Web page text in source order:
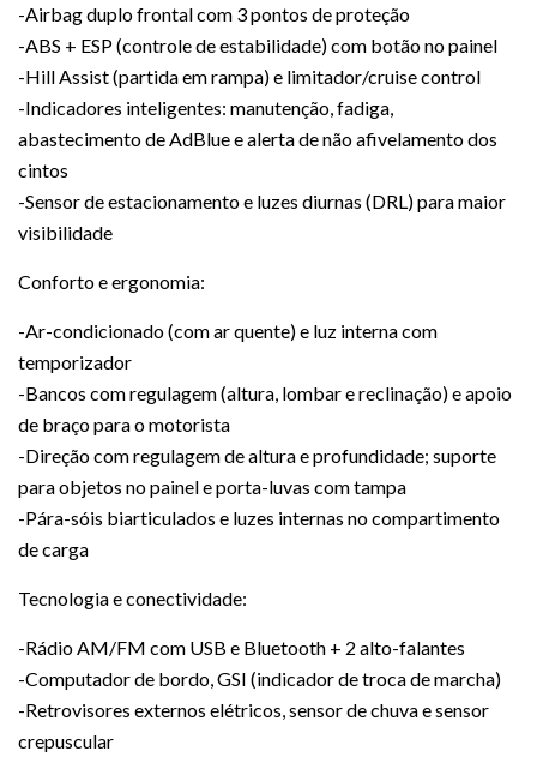
-Airbag duplo frontal com 3 pontos de proteção
-ABS + ESP (controle de estabilidade) com botão no painel
-Hill Assist (partida em rampa) e limitador/cruise control
-Indicadores inteligentes: manutenção, fadiga,
abastecimento de AdBlue e alerta de não afivelamento dos
cintos
-Sensor de estacionamento e luzes diurnas (DRL) para maior
visibilidade
Conforto e ergonomia:
-Ar-condicionado (com ar quente) e luz interna com
temporizador
-Bancos com regulagem (altura, lombar e reclinação) e apoio
de braço para o motorista
-Direção com regulagem de altura e profundidade; suporte
para objetos no painel e porta-luvas com tampa
-Pára-sóis biarticulados e luzes internas no compartimento
de carga
Tecnologia e conectividade:
-Rádio AM/FM com USB e Bluetooth + 2 alto-falantes
-Computador de bordo, GSI (indicador de troca de marcha)
-Retrovisores externos elétricos, sensor de chuva e sensor
crepuscular